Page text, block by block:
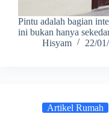
Pintu adalah bagian
ini bukan hanya
Hisyam
22/
Artikel Rumah